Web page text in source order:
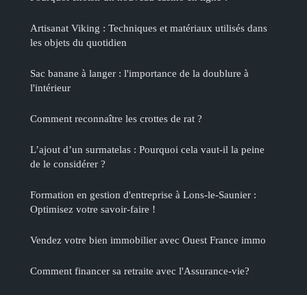
Artisanat Viking : Techniques et matériaux utilisés dans
les objets du quotidien
Sac banane à langer : l'importance de la doublure à
l'intérieur
Comment reconnaître les crottes de rat ?
L’ajout d’un surmatelas : Pourquoi cela vaut-il la peine
de le considérer ?
Formation en gestion d'entreprise à Lons-le-Saunier :
Optimisez votre savoir-faire !
Vendez votre bien immobilier avec Ouest France immo
Comment financer sa retraite avec l'Assurance-vie?